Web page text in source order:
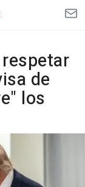
de
los